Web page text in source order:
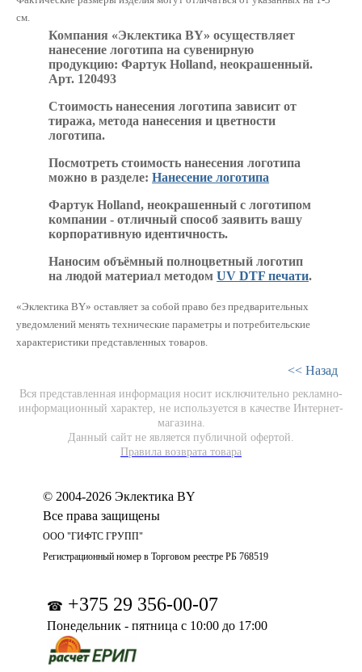
см.
Компания «Эклектика BY» осуществляет
нанесение логотипа на сувенирную
продукцию: Фартук Holland, неокрашенный.
Арт. 120493
Стоимость нанесения логотипа зависит от
тиража, метода нанесения и цветности
логотипа.
Посмотреть стоимость нанесения логотипа
можно в разделе:Нанесение логотипа
Фартук Holland, неокрашенный с логотипом
компании - отличный способ заявить вашу
корпоративную идентичность.
Наносим объёмный полноцветный логотип
на людой материал методомUV DTF печати.
«Эклектика BY» оставляет за собой право без предварительных
уведомлений менять технические параметры и потребительские
характеристики представленных товаров.
<< Назад
Вся представленная информация носит исключительно рекламно-
информационный характер, не используется в качестве Интернет-
магазина.
Данный сайт не является публичной офертой.
Правила возврата товара
© 2004-2026 Эклектика BY
Все права защищены
ООО "ГИФТС ГРУПП"
Регистрационный номер в Торговом реестре РБ 768519
☎ +375 29 356-00-07
Понедельник - пятница с 10:00 до 17:00